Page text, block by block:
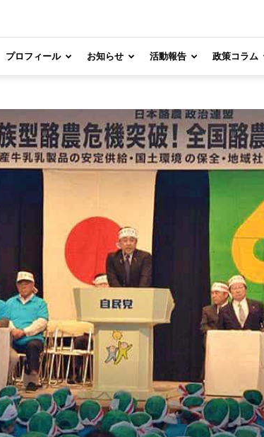
プロフィール お知らせ 活動報告 政策コラム